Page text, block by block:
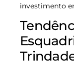
investimento